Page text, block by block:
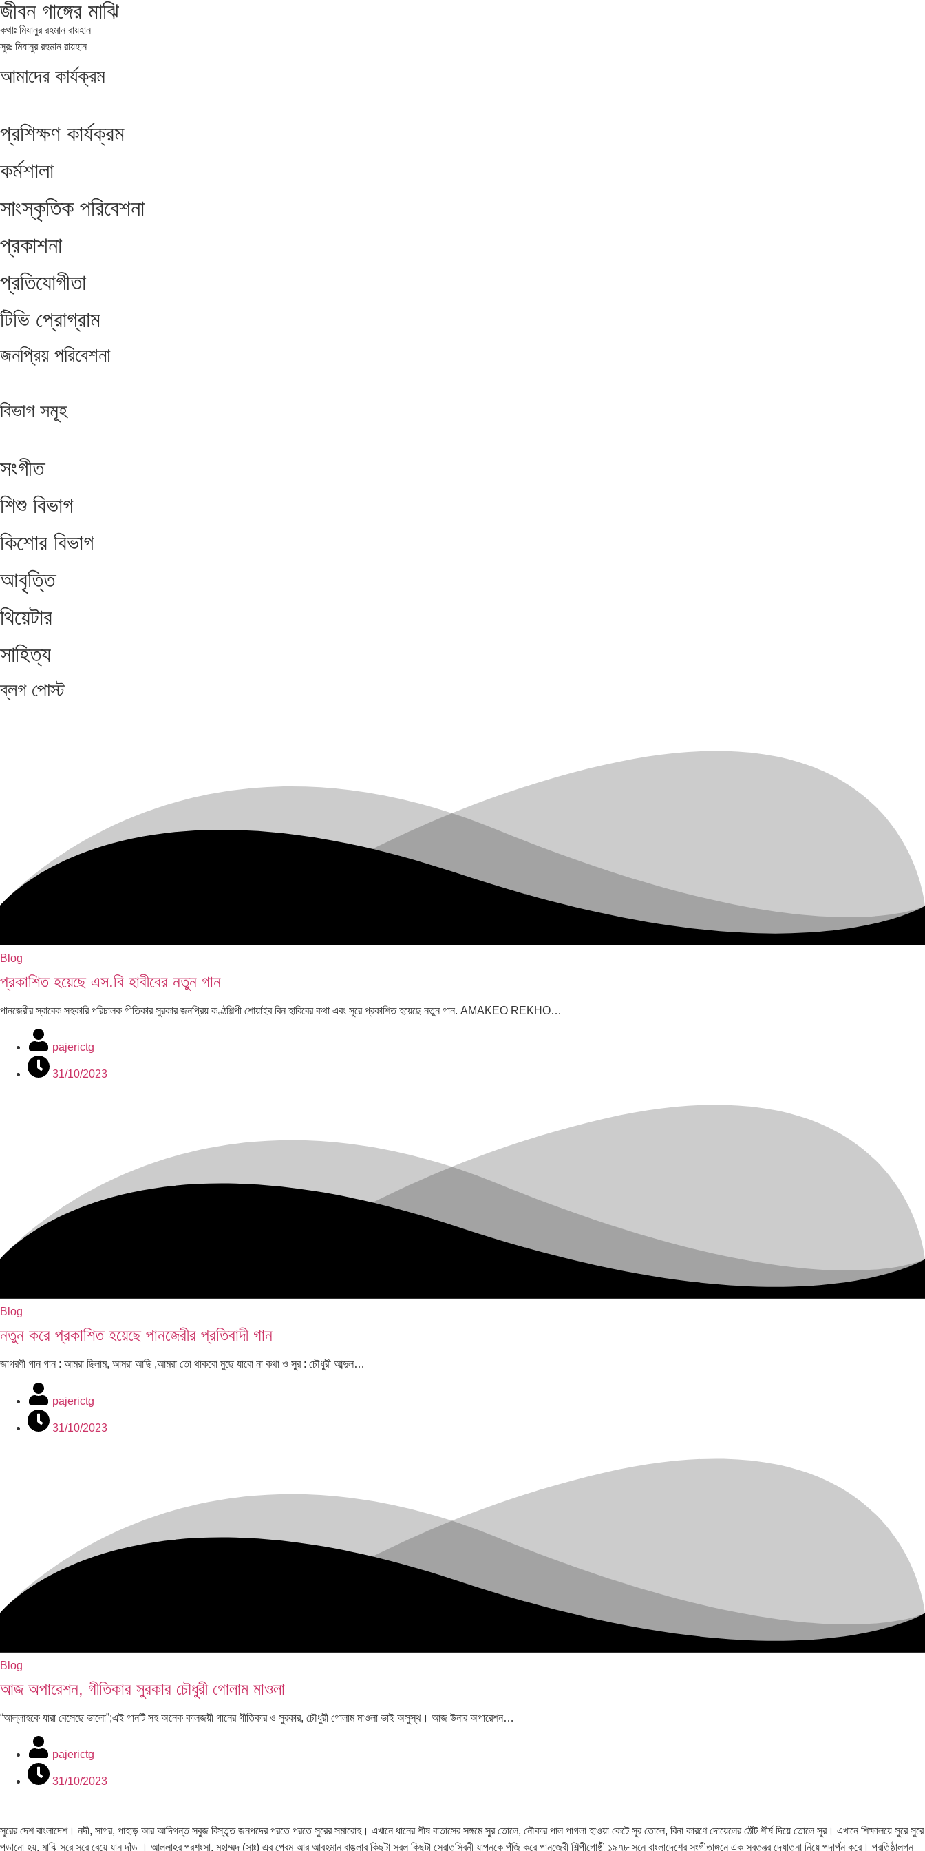
জীবন গাঙ্গের মাঝি
কথাঃ মিযানুর রহমান রায়হান
সুরঃ মিযানুর রহমান রায়হান
আমাদের কার্যক্রম
প্রশিক্ষণ কার্যক্রম
কর্মশালা
সাংস্কৃতিক পরিবেশনা
প্রকাশনা
প্রতিযোগীতা
টিভি প্রোগ্রাম
জনপ্রিয় পরিবেশনা
বিভাগ সমূহ
সংগীত
শিশু বিভাগ
কিশোর বিভাগ
আবৃত্তি
থিয়েটার
সাহিত্য
ব্লগ পোস্ট
Blog
প্রকাশিত হয়েছে এস.বি হাবীবের নতুন গান
পানজেরীর স্বাবেক সহকারি পরিচালক গীতিকার সুরকার জনপ্রিয় কণ্ঠশিল্পী শোয়াইব বিন হাবিবের কথা এবং সুরে প্রকাশিত হয়েছে নতুন গান. AMAKEO REKHO…
pajerictg
31/10/2023
Blog
নতুন করে প্রকাশিত হয়েছে পানজেরীর প্রতিবাদী গান
জাগরণী গান গান : আমরা ছিলাম, আমরা আছি ,আমরা তো থাকবো মুছে যাবো না কথা ও সুর : চৌধুরী আব্দুল…
pajerictg
31/10/2023
Blog
আজ অপারেশন, গীতিকার সুরকার চৌধুরী গোলাম মাওলা
“আল্লাহকে যারা বেসেছে ভালো”;এই গানটি সহ অনেক কালজয়ী গানের গীতিকার ও সুরকার, চৌধুরী গোলাম মাওলা ভাই অসুস্থ। আজ উনার অপারেশন…
pajerictg
31/10/2023
সুরের দেশ বাংলাদেশ। নদী, সাগর, পাহাড় আর আদিগন্ত সবুজ বিস্তৃত জনপদের পরতে পরতে সুরের সমারোহ। এখানে ধানের শীষ বাতাসের সঙ্গমে সুর তোলে, নৌকার পাল পাগলা হাওয়া কেটে সুর তোলে, বিনা কারণে দোয়েলের ঠোঁট শীর্ষ দিয়ে তোলে সুর। এখানে শিক্ষালয়ে সুরে সুরে
পড়ানো হয়, মাঝি সুরে সুরে বেয়ে যান দাঁড় । আল্লাহ্র প্রশংসা, মুহাম্মদ (সাঃ) এর প্রেম আর আবহমান বাঙলার কিছুটা সরল কিছুটা স্রোতস্বিনী যাপনকে পুঁজি করে পানজেরী শিল্পীগোষ্ঠী ১৯৭৮ সনে বাংলাদেশের সংগীতাঙ্গনে এক স্বতন্ত্র দ্যোতনা নিয়ে পদার্পন করে। প্রতিষ্ঠালগ্ন